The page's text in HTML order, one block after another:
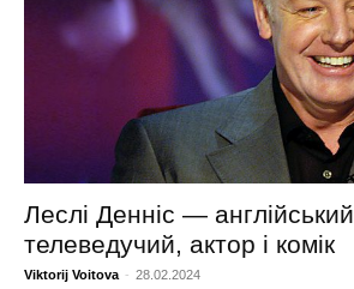
Леслі Денніс — англійський
телеведучий, актор і комік
Viktorij Voitova - 28.02.2024